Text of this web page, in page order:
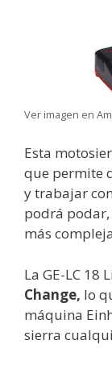
Ver imagen en
Esta
que permite
y trabajar
podrá podar,
más
La GE-LC 18
Change, lo
máquina
sierra